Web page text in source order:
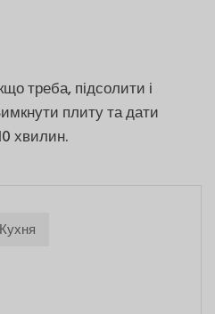
треба, підсолити і
плиту та дати
хвилин.